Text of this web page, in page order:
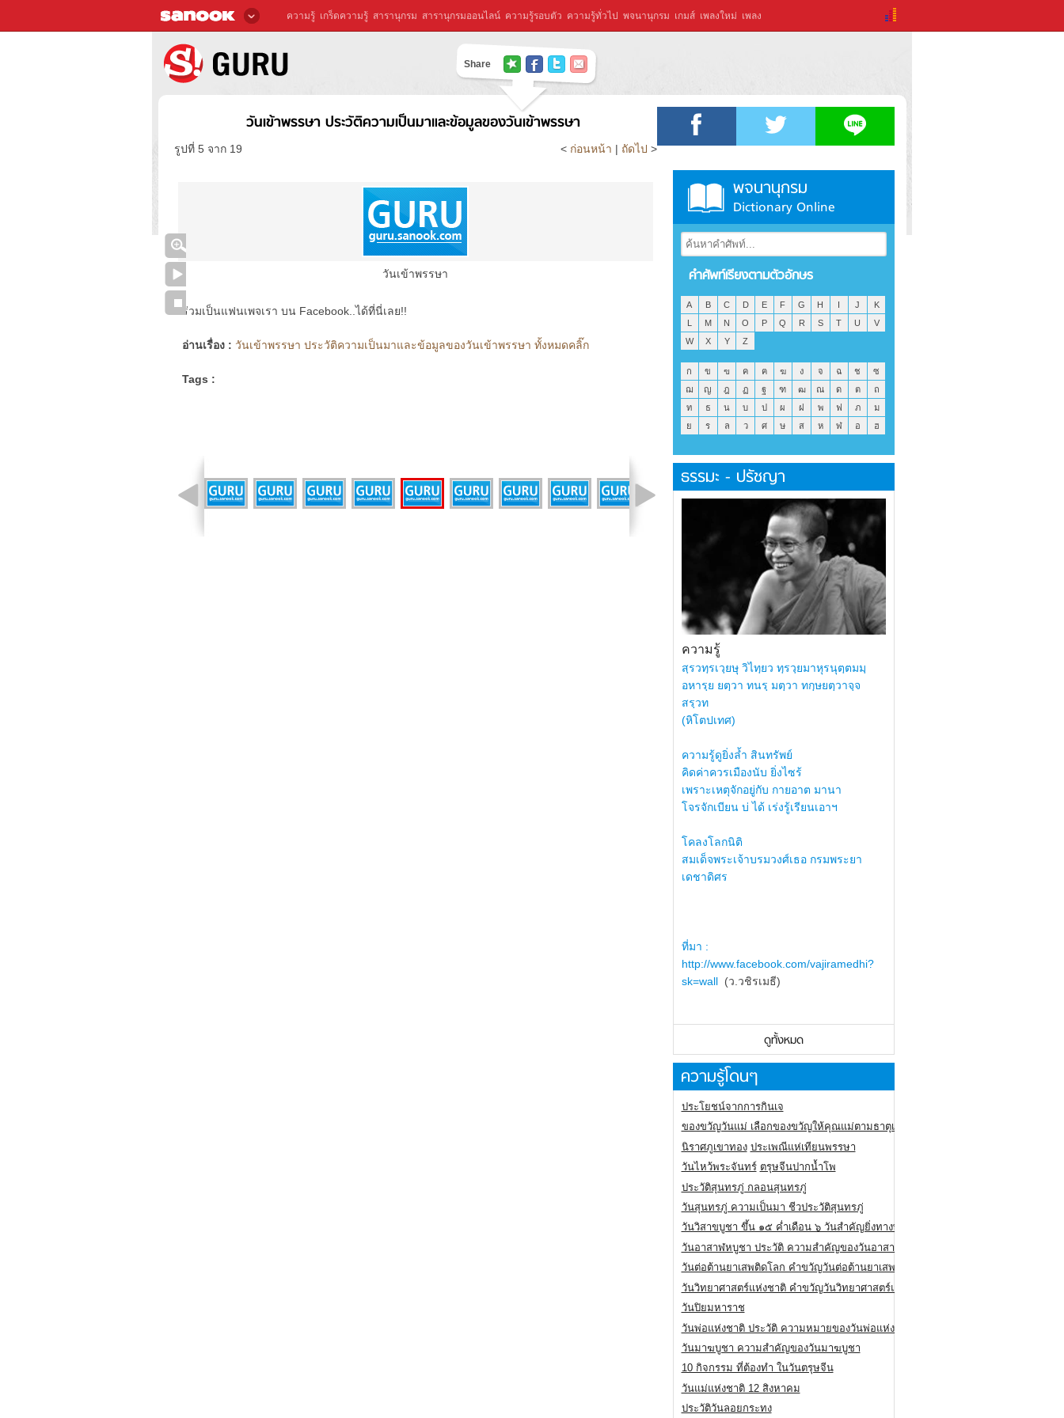
ความรู้ เกร็ดความรู้ สารานุกรม สารานุกรมออนไลน์ ความรู้รอบตัว ความรู้ทั่วไป พจนานุกรม เกมส์ เพลงใหม่ เพลง
Share
วันเข้าพรรษา ประวัติความเป็นมาและข้อมูลของวันเข้าพรรษา
รูปที่ 5 จาก 19 < ก่อนหน้า | ถัดไป >
วันเข้าพรรษา
ร่วมเป็นแฟนเพจเรา บน Facebook..ได้ที่นี่เลย!!
อ่านเรื่อง : วันเข้าพรรษา ประวัติความเป็นมาและข้อมูลของวันเข้าพรรษา ทั้งหมดคลิ๊ก
Tags :
พจนานุกรม
Dictionary Online
คำศัพท์เรียงตามตัวอักษร
A B C D E F G H I J
K
L
M N O P Q R S T U
V
W
X Y Z
ก ข ฃ ค ฅ ฆ ง จ ฉ ช
ซ
ฌ
ญ ฎ ฏ ฐ ฑ ฒ ณ ด ต
ถ
ท
ธ น บ ป ผ ฝ พ ฟ ภ
ม
ย
ร ล ว ศ ษ ส ห ฬ อ ฮ
ธรรมะ - ปรัชญา
ความรู้
สฺรวทฺรเวฺยษุ วิไทฺยว ทฺรวฺยมาหุรนุตฺตมมฺ
อหารฺย ยตฺวา ทนรฺ มตฺวา ทกฺษยตฺวาจฺจ
สรฺวท
(หิโตปเทศ)
ความรู้ดูยิ่งล้ำ สินทรัพย์
คิดค่าควรเมืองนับ ยิ่งไซร้
เพราะเหตุจักอยู่กับ กายอาต มานา
โจรจักเบียน บ่ ได้ เร่งรู้เรียนเอาฯ
โคลงโลกนิติ
สมเด็จพระเจ้าบรมวงศ์เธอ กรมพระยา
เดชาดิศร
ที่มา :
http://www.facebook.com/vajiramedhi?
sk=wall(ว.วชิรเมธี)
ดูทั้งหมด
ความรู้โดนๆ
ประโยชน์จากการกินเจ
ของขวัญวันแม่ เลือกของขวัญให้คุณแม่ตามธาตุเกิด
นิราศภูเขาทอง ประเพณีแห่เทียนพรรษา
วันไหว้พระจันทร์ ตรุษจีนปากน้ำโพ
ประวัติสุนทรภู่ กลอนสุนทรภู่
วันสุนทรภู่ ความเป็นมา ชีวประวัติสุนทรภู่
วันวิสาขบูชา ขึ้น ๑๕ ค่ำเดือน ๖ วันสำคัญยิ่งทางพระพุทธศาสนา
วันอาสาฬหบูชา ประวัติ ความสําคัญของวันอาสาฬหบูชา
วันต่อต้านยาเสพติดโลก คำขวัญวันต่อต้านยาเสพติดสากล
วันวิทยาศาสตร์แห่งชาติ คำขวัญวันวิทยาศาสตร์แห่งชาติ
วันปิยมหาราช
วันพ่อแห่งชาติ ประวัติ ความหมายของวันพ่อแห่งชาติ
วันมาฆบูชา ความสำคัญของวันมาฆบูชา
10 กิจกรรม ที่ต้องทำ ในวันตรุษจีน
วันแม่แห่งชาติ 12 สิงหาคม
ประวัติวันลอยกระทง